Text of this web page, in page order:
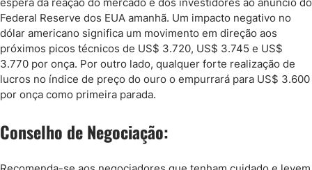
Federal Reserve dos EUA amanhã. Um impacto negativo no
dólar americano significa um movimento em direção aos
próximos picos técnicos de US$ 3.720, US$ 3.745 e US$
3.770 por onça. Por outro lado, qualquer forte realização de
lucros no índice de preço do ouro o empurrará para US$ 3.600
por onça como primeira parada.
Conselho de Negociação: